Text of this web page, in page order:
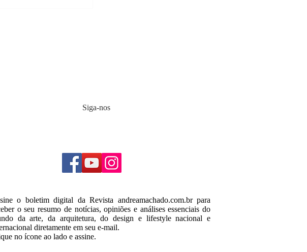
Siga-nos
o boletim digital da Revista andreamachado.com.br para
o seu resumo de notícias, opiniões e análises essenciais do
da arte, da arquitetura, do design e lifestyle nacional e
diretamente em seu e-mail.
no ícone ao lado e assine.